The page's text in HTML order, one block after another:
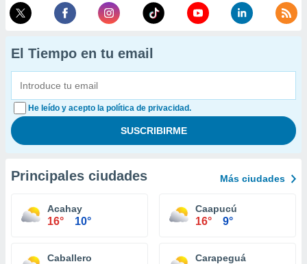
El Tiempo en tu email
He leído y acepto la política de privacidad.
Principales ciudades Más ciudades
Acahay
16° 10°
Caapucú
16° 9°
Caballero Carapeguá